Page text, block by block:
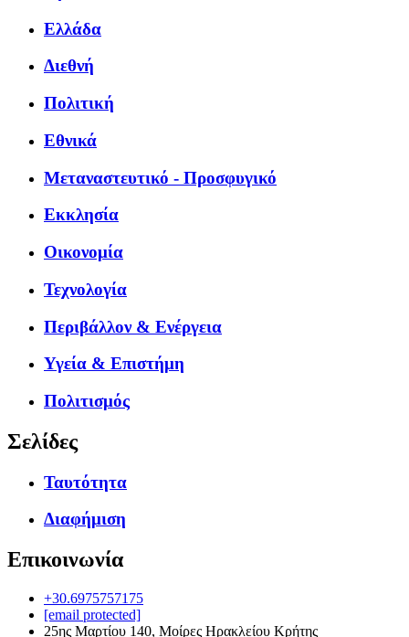
Ελλάδα
Διεθνή
Πολιτική
Εθνικά
Μεταναστευτικό - Προσφυγικό
Εκκλησία
Οικονομία
Τεχνολογία
Περιβάλλον & Ενέργεια
Υγεία & Επιστήμη
Πολιτισμός
Σελίδες
Ταυτότητα
Διαφήμιση
Επικοινωνία
+30.6975757175
[email protected]
25ης Μαρτίου 140, Μοίρες Ηρακλείου Κρήτης